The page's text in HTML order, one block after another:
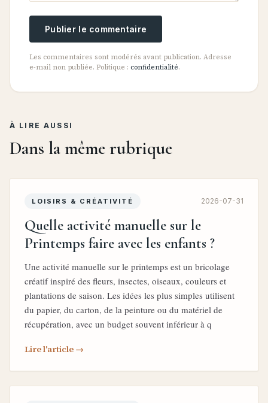
Publier le commentaire
Les commentaires sont modérés avant publication. Adresse
e-mail non publiée. Politique : confidentialité.
À LIRE AUSSI
Dans la même rubrique
LOISIRS & CRÉATIVITÉ 2026-07-31
Quelle activité manuelle sur le
Printemps faire avec les enfants ?
Une activité manuelle sur le printemps est un bricolage
créatif inspiré des fleurs, insectes, oiseaux, couleurs et
plantations de saison. Les idées les plus simples utilisent
du papier, du carton, de la peinture ou du matériel de
récupération, avec un budget souvent inférieur à q
Lire l'article →